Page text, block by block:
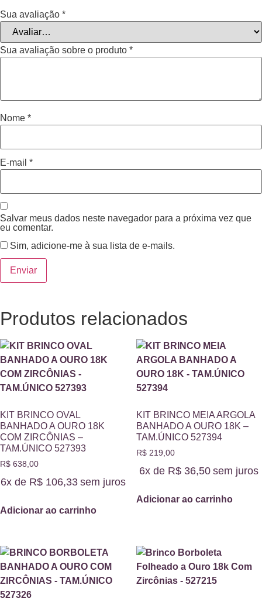
Sua avaliação *
Sua avaliação sobre o produto *
Nome *
E-mail *
Salvar meus dados neste navegador para a próxima vez que
eu comentar.
Sim, adicione-me à sua lista de e-mails.
Produtos relacionados
KIT BRINCO OVAL
BANHADO A OURO 18K
COM ZIRCÔNIAS –
TAM.ÚNICO 527393
R$ 638,00
6x de R$106,33 sem juros
Adicionar ao carrinho
KIT BRINCO MEIA ARGOLA
BANHADO A OURO 18K –
TAM.ÚNICO 527394
R$219,00
6x de R$ 36,50 sem juros
Adicionar ao carrinho